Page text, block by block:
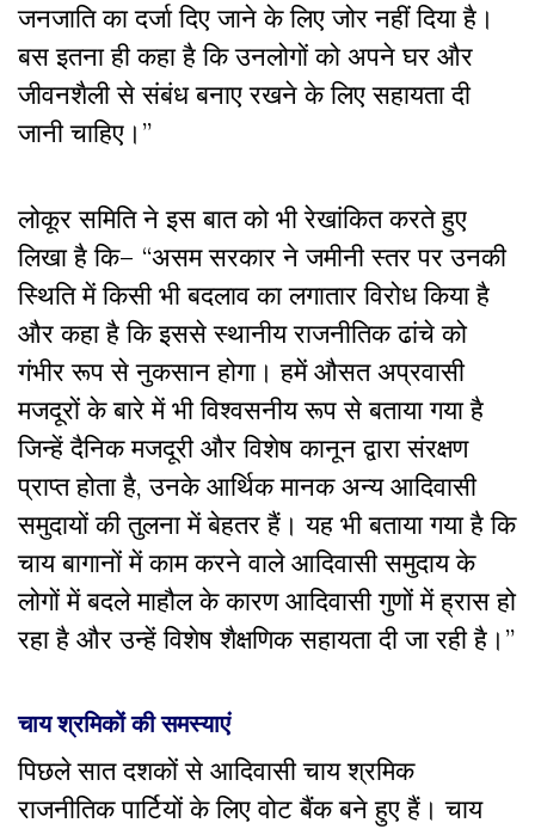
जनजाति का दर्जा दिए जाने के लिए जोर नहीं दिया है।
बस इतना ही कहा है किउनलोगोंको अपने घर और
जीवनशैली से संबंध बनाए रखने के लिए सहायता दी
जानी चाहिए।”
लोकूर समिति ने इस बात को भी रेखांकित करते हुए
लिखा है कि– “असम सरकार ने जमीनी स्तर पर उनकी
स्थिति में किसी भी बदलाव का लगातार विरोध किया है
और कहा है कि इससे स्थानीय राजनीतिक ढांचे को
गंभीर रूप से नुकसान होगा। हमें औसत अप्रवासी
मजदूरों के बारे में भी विश्वसनीय रूप से बताया गया है
जिन्हें दैनिक मजदूरी और विशेष कानून द्वारा संरक्षण
प्राप्त होता है, उनके आर्थिक मानक अन्य आदिवासी
समुदायों की तुलना में बेहतर हैं। यह भी बताया गया है कि
चाय बागानों में काम करने वाले आदिवासी समुदाय के
लोगों में बदले माहौल के कारण आदिवासी गुणों में ह्रास हो
रहा है और उन्हें विशेष शैक्षणिक सहायता दी जा रही है।”
चाय श्रमिकों की समस्याएं
पिछले सात दशकों से आदिवासी चाय श्रमिक
राजनीतिक पार्टियों के लिए वोट बैंक बने हुए हैं। चाय